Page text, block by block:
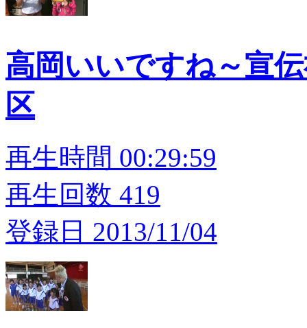
高岡いいですね～宣
区
再生時間 00:29:59
再生回数 419
登録日 2013/11/04